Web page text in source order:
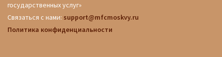
государственных услуг»
Связаться с нами: support@mfcmoskvy.ru
Политика конфиденциальности